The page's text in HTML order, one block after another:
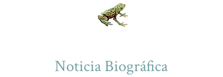
Noticia Biográfica